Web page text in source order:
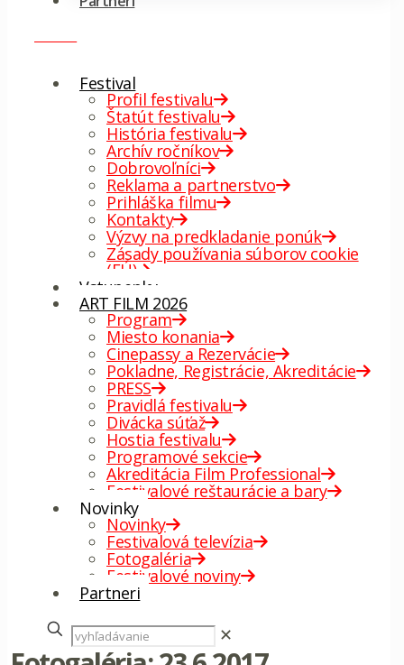
Festival
Profil festivalu
Štatút festivalu
História festivalu
Archív ročníkov
Dobrovoľníci
Reklama a partnerstvo
Prihláška filmu
Kontakty
Výzvy na predkladanie ponúk
Zásady používania súborov cookie
(EÚ)
Vstupenky
ART FILM 2026
Program
Miesto konania
Cinepassy a Rezervácie
Pokladne, Registrácie, Akreditácie
PRESS
Pravidlá festivalu
Divácka súťaž
Hostia festivalu
Programové sekcie
Akreditácia Film Professional
Festivalové reštaurácie a bary
Novinky
Novinky
Festivalová televízia
Fotogaléria
Festivalové noviny
Partneri
✕